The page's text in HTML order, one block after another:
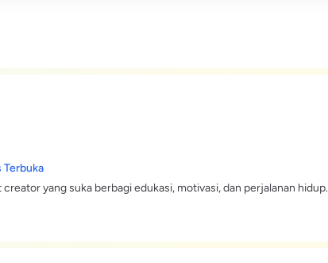
Terbuka
yang suka berbagi edukasi, motivasi, dan perjalanan hidup.